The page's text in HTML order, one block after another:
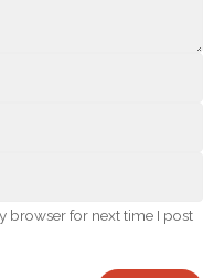
browser for next time I post